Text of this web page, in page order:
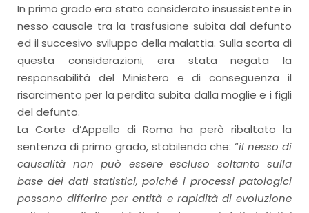
In primo grado era stato considerato insussistente in
nesso causale tra la trasfusione subita dal defunto
ed il succesivo sviluppo della malattia. Sulla scorta di
questa considerazioni, era stata negata la
responsabilità del Ministero e di conseguenza il
risarcimento per la perdita subita dalla moglie e i figli
del defunto.
La Corte d’Appello di Roma ha però ribaltato la
sentenza di primo grado, stabilendo che: “il nesso di
causalità non può essere escluso soltanto sulla
base dei dati statistici, poiché i processi patologici
possono differire per entità e rapidità di evoluzione